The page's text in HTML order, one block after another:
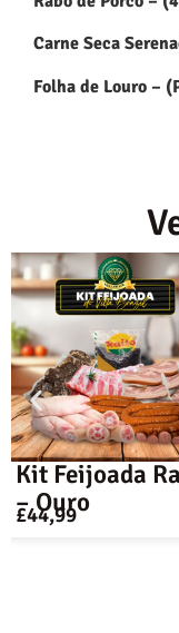
Carne Seca
Folha de Louro –
Kit Feijoada
– Diamante
£74,99